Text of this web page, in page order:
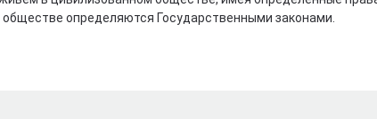
определяются Государственными законами.